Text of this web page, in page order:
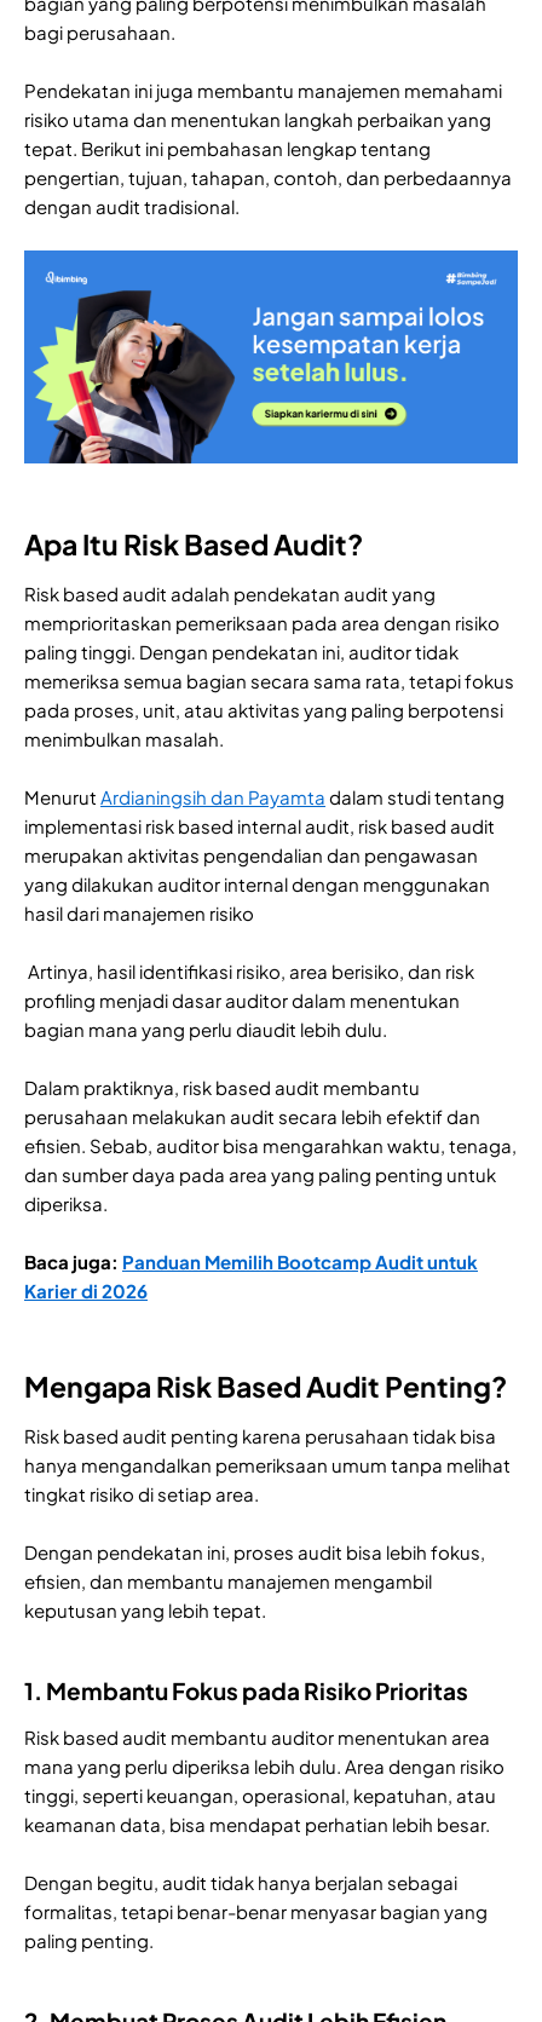
bagi perusahaan.
Pendekatan ini juga membantu manajemen memahami
risiko utama dan menentukan langkah perbaikan yang
tepat. Berikut ini pembahasan lengkap tentang
pengertian, tujuan, tahapan, contoh, dan perbedaannya
dengan audit tradisional.
Apa Itu Risk Based Audit?
Risk based audit adalah pendekatan audit yang
memprioritaskan pemeriksaan pada area dengan risiko
paling tinggi. Dengan pendekatan ini, auditor tidak
memeriksa semua bagian secara sama rata, tetapi fokus
pada proses, unit, atau aktivitas yang paling berpotensi
menimbulkan masalah.
Menurut Ardianingsih dan Payamta dalam studi tentang
implementasi risk based internal audit, risk based audit
merupakan aktivitas pengendalian dan pengawasan
yang dilakukan auditor internal dengan menggunakan
hasil dari manajemen risiko
Artinya, hasil identifikasi risiko, area berisiko, dan risk
profiling menjadi dasar auditor dalam menentukan
bagian mana yang perlu diaudit lebih dulu.
Dalam praktiknya, risk based audit membantu
perusahaan melakukan audit secara lebih efektif dan
efisien. Sebab, auditor bisa mengarahkan waktu, tenaga,
dan sumber daya pada area yang paling penting untuk
diperiksa.
Baca juga: Panduan Memilih Bootcamp Audit untuk
Karier di 2026
Mengapa Risk Based Audit Penting?
Risk based audit penting karena perusahaan tidak bisa
hanya mengandalkan pemeriksaan umum tanpa melihat
tingkat risiko di setiap area.
Dengan pendekatan ini, proses audit bisa lebih fokus,
efisien, dan membantu manajemen mengambil
keputusan yang lebih tepat.
1. Membantu Fokus pada Risiko Prioritas
Risk based audit membantu auditor menentukan area
mana yang perlu diperiksa lebih dulu. Area dengan risiko
tinggi, seperti keuangan, operasional, kepatuhan, atau
keamanan data, bisa mendapat perhatian lebih besar.
Dengan begitu, audit tidak hanya berjalan sebagai
formalitas, tetapi benar-benar menyasar bagian yang
paling penting.